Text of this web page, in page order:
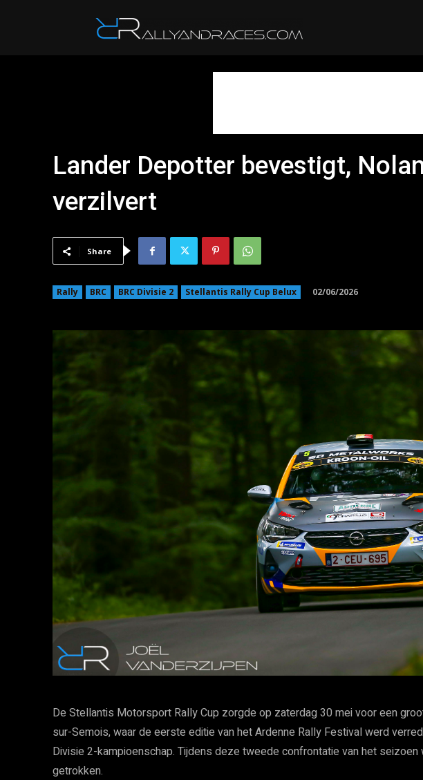
Lander Depotter bevestigt,
verzilvert
Share
Rally BRC BRC Divisie 2 Stellantis Rally Cup Belux 02/06/2026
De Stellantis Motorsport Rally Cup zorgde op zaterdag 30 mei voor een
sur-Semois, waar de eerste editie van het Ardenne Rally Festival werd
Divisie 2-kampioenschap. Tijdens deze tweede confrontatie van het
getrokken.